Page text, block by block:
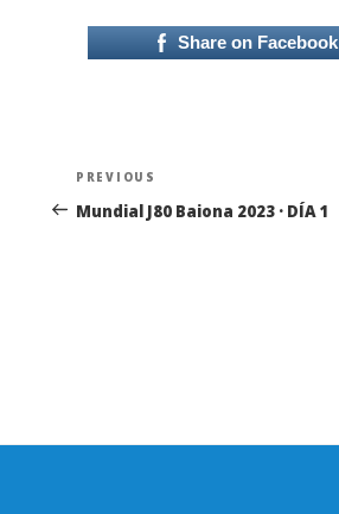
Share on Facebook
Navegación
de
Previous
Post
PREVIOUS
Mundial J80 Baiona 2023 · DÍA 1